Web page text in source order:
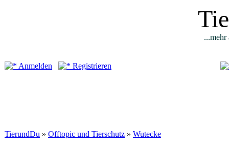
...mehr
Anmelden Registrieren
TierundDu » Offtopic und Tierschutz » Wutecke